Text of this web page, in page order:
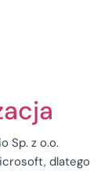
Sp. z o.o.
dlatego